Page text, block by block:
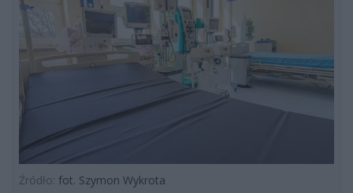
Źródło: fot. Szymon Wykrota